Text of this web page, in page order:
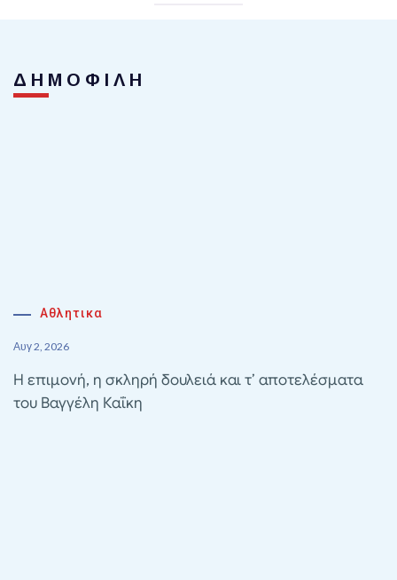
ΔΗΜΟΦΙΛΗ
Αθλητικα
Αυγ 2, 2026
Η επιμονή, η σκληρή δουλειά και τ’ αποτελέσματα
του Βαγγέλη Καΐκη